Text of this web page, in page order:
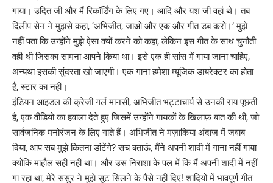
गाया। उदित जी और मैं रिकॉर्डिंग के लिए गए। आदि और यश जी वहां थे। तब
दिलीप सेन ने मुझसे कहा, ‘अभिजीत, जाओ और एक और गीत डब करो।’ मुझे
नहीं पता कि उन्होंने मुझे ऐसा क्यों करने को कहा, लेकिन इस गीत के साथ चुनौती
वही थी जिसका सामना आपने किया था। इसे एक ही सांस में गाया जाना चाहिए,
अन्यथा इसकी सुंदरता खो जाएगी। एक गाना हमेशा म्यूजिक डायरेक्टर का होता
है, स्टार का नहीं।
इंडियन आइडल की क्रेजी गर्ल मानसी, अभिजीत भट्टाचार्य से उनकी राय पूछती
है, एक वीडियो का हवाला देते हुए जिसमें उन्होंने गायकों के खिलाफ़ बात की थी, जो
सार्वजनिक मनोरंजन के लिए गाते हैं। अभिजीत ने मज़ाकिया अंदाज़ में जवाब
दिया, आप सब मुझे कितना डांटेंगे? सच बताऊं, मैंने अपनी शादी में गाना नहीं गाया
क्योंकि माहौल सही नहीं था। और उस निराशा के पल में कि मैं अपनी शादी में नहीं
गा रहा था, मेरे ससुर ने मुझे सूट सिलने के पैसे नहीं दिए! शादियों में भावपूर्ण गीत